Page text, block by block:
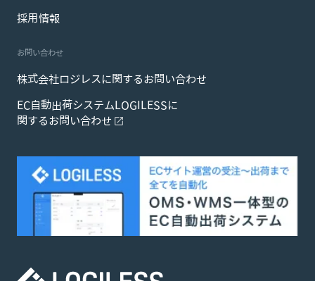
採用情報
お問い合わせ
株式会社ロジレスに関するお問い合わせ
EC自動出荷システムLOGILESSに
関するお問い合わせ